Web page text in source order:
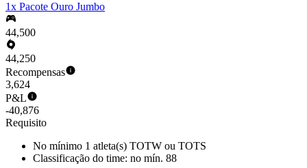
1x Pacote Ouro Jumbo
44,500
44,250
Recompensas
3,624
P&L
-40,876
Requisito
No mínimo 1 atleta(s) TOTW ou TOTS
Classificação do time: no mín. 88